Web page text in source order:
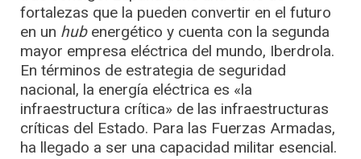
fortalezas que la pueden convertir en el futuro
en un hub energético y cuenta con la segunda
mayor empresa eléctrica del mundo, Iberdrola.
En términos de estrategia de seguridad
nacional, la energía eléctrica es «la
infraestructura crítica» de las infraestructuras
críticas del Estado. Para las Fuerzas Armadas,
ha llegado a ser una capacidad militar esencial.